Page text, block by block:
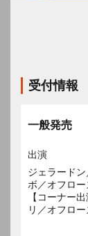
受付情報
一般発売
出演
ジェラード
ボ／オフロ
【コーナー
リ／オフロー